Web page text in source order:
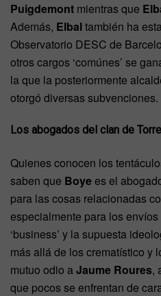
Puigdemont mientras que
Además, Elbaltambién ha
Observatorio DESC de
otros cargos ‘comúnes’ se
la que la posteriormente
otorgó diversas subvenciones.
Los abogados del clan de
Quienes conocen los
saben que Boyees el
para las cosas relacionadas
especialmente para los
‘business’ y la supuesta
más allá de los crematístico y
mutuo odio a Jaume Roures,
que pocos se enfrentan de